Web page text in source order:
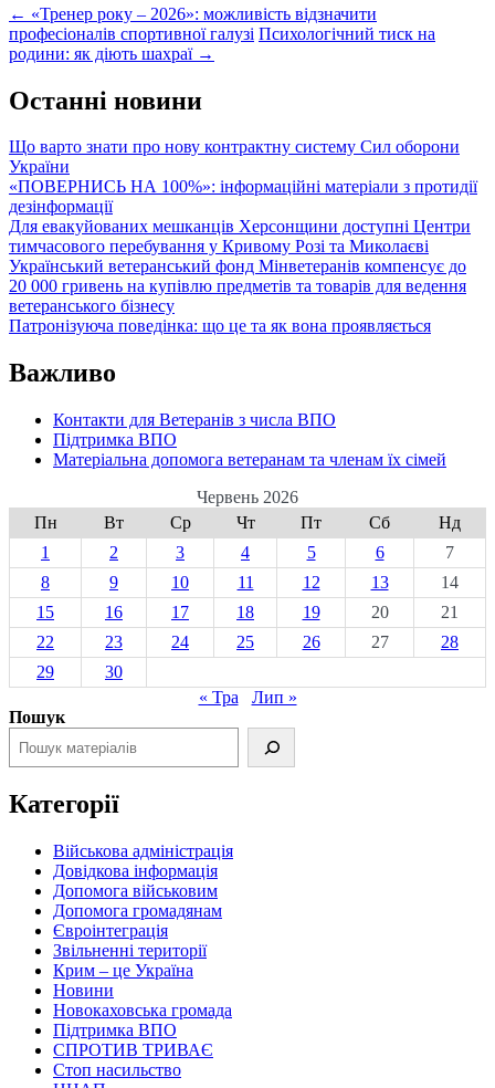
Post
navigation
← «Тренер року – 2026»: можливість відзначити
професіоналів спортивної галузі Психологічний тиск на
родини: як діють шахраї →
Останні новини
Що варто знати про нову контрактну систему Сил оборони
України
«ПОВЕРНИСЬ НА 100%»: інформаційні матеріали з протидії
дезінформації
Для евакуйованих мешканців Херсонщини доступні Центри
тимчасового перебування у Кривому Розі та Миколаєві
Український ветеранський фонд Мінветеранів компенсує до
20 000 гривень на купівлю предметів та товарів для ведення
ветеранського бізнесу
Патронізуюча поведінка: що це та як вона проявляється
Важливо
Контакти для Ветеранів з числа ВПО
Підтримка ВПО
Матеріальна допомога ветеранам та членам їх сімей
Червень 2026
Пн
Вт Ср Чт Пт Сб
Нд
1
2 3 4 5 6
7
8
9 10 11 12 13
14
15
16 17 18 19 20
21
22
23 24 25 26 27
28
29
30
« Тра
Лип »
Пошук
Категорії
Військова адміністрація
Довідкова інформація
Допомога військовим
Допомога громадянам
Євроінтеграція
Звільненні території
Крим – це Україна
Новини
Новокаховська громада
Підтримка ВПО
СПРОТИВ ТРИВАЄ
Стоп насильство